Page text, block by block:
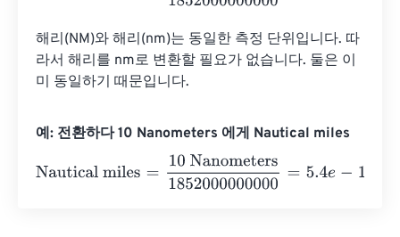
해리(NM)와 해리(nm)는 동일한 측정 단위입니다. 따
라서 해리를 nm로 변환할 필요가 없습니다. 둘은 이
미 동일하기 때문입니다.
예: 전환하다 10 Nanometers 에게 Nautical miles
Nautical miles
10 Nanometers1852000000000 5.4